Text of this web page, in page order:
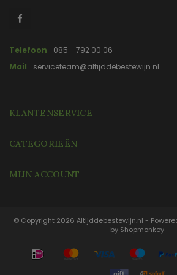
Telefoon
085 - 792 00 06
Mail
serviceteam@altijddebestewijn.nl
KLANTENSERVICE
CATEGORIEËN
MIJN ACCOUNT
© Copyright 2026 Altijddebestewijn.nl -
by Shopmonkey